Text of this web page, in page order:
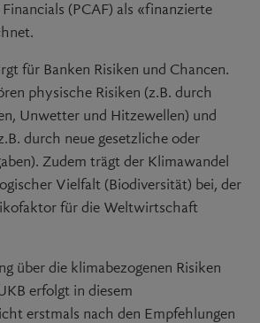
(PCAF) als «finanzierte
für Banken Risiken und Chancen.
physische Risiken (z.B. durch
Unwetter und Hitzewellen) und
durch neue gesetzliche oder
Zudem trägt der Klimawandel
Vielfalt (Biodiversität) bei, der
für die Weltwirtschaft
über die klimabezogenen Risiken
erfolgt in diesem
erstmals nach den Empfehlungen